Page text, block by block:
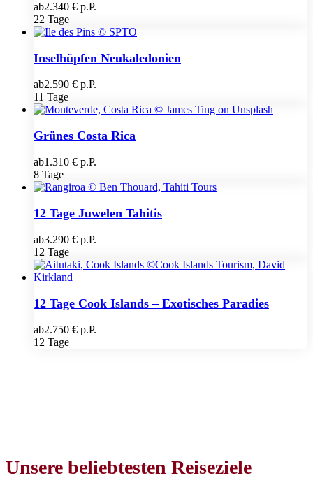
ab2.340 € p.P.
22 Tage
Inselhüpfen Neukaledonien
ab2.590 € p.P.
11 Tage
Grünes Costa Rica
ab1.310 € p.P.
8 Tage
12 Tage Juwelen Tahitis
ab3.290 € p.P.
12 Tage
12 Tage Cook Islands – Exotisches Paradies
ab2.750 € p.P.
12 Tage
Unsere beliebtesten Reiseziele